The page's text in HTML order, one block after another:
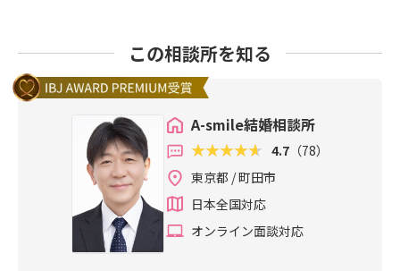
この相談所を知る
A-smile結婚相談所
4.7 （78）
東京都 / 町田市
日本全国対応
オンライン面談対応